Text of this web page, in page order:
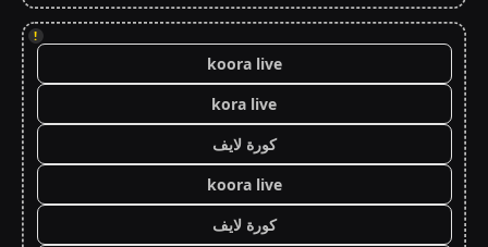
!
koora live
kora live
كورة لايف
koora live
كورة لايف